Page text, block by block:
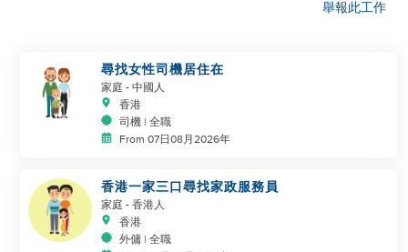
舉報此工作
尋找女性司機居住在
家庭 - 中國人
香港
司機 | 全職
From 07日08月2026年
香港一家三口尋找家政服務員
家庭 - 香港人
香港
外傭 | 全職